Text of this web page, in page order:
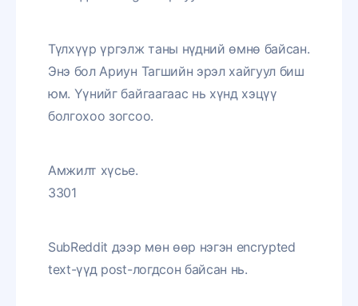
Түлхүүр үргэлж таны нүдний өмнө байсан.
Энэ бол Ариун Тагшийн эрэл хайгуул биш
юм. Үүнийг байгаагаас нь хүнд хэцүү
болгохоо зогсоо.
Амжилт хүсье.
3301
SubReddit дээр мөн өөр нэгэн encrypted
text-үүд post-логдсон байсан нь.